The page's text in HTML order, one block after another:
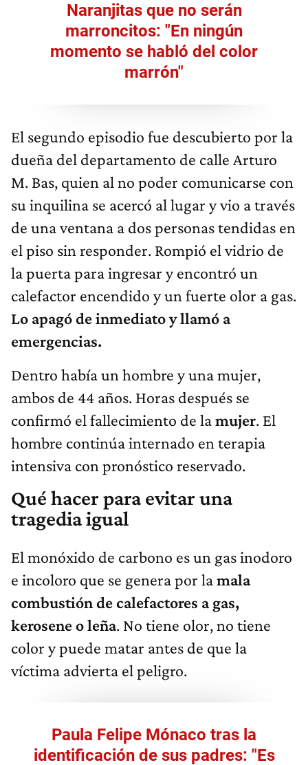
Naranjitas que no serán
marroncitos: "En ningún
momento se habló del color
marrón"
El segundo episodio fue descubierto por la
dueña del departamento de calle Arturo
M. Bas, quien al no poder comunicarse con
su inquilina se acercó al lugar y vio a través
de una ventana a dos personas tendidas en
el piso sin responder. Rompió el vidrio de
la puerta para ingresar y encontró un
calefactor encendido y un fuerte olor a gas.
Lo apagó de inmediato y llamó a
emergencias.
Dentro había un hombre y una mujer,
ambos de 44 años. Horas después se
confirmó el fallecimiento de lamujer. El
hombre continúa internado en terapia
intensiva con pronóstico reservado.
Qué hacer para evitar una
tragedia igual
El monóxido de carbono es un gas inodoro
e incoloro que se genera por lamala
combustión de calefactores a gas,
kerosene o leña. No tiene olor, no tiene
color y puede matar antes de que la
víctima advierta el peligro.
Paula Felipe Mónaco tras la
identificación de sus padres: "Es